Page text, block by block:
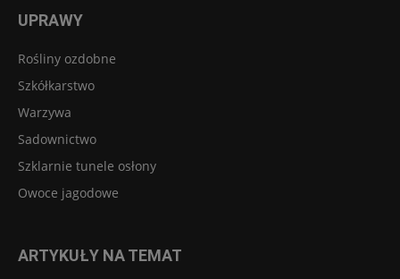
UPRAWY
Rośliny ozdobne
Szkółkarstwo
Warzywa
Sadownictwo
Szklarnie tunele osłony
Owoce jagodowe
ARTYKUŁY NA TEMAT